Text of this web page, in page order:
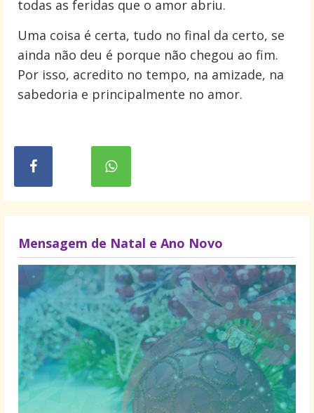
todas as feridas que o amor abriu.
Uma coisa é certa, tudo no final da certo, se
ainda não deu é porque não chegou ao fim.
Por isso, acredito no tempo, na amizade, na
sabedoria e principalmente no amor.
Mensagem de Natal e Ano Novo